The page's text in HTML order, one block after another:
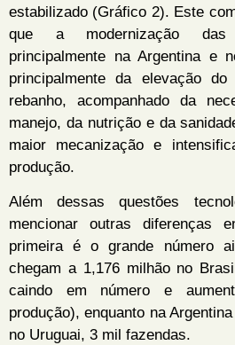
estabilizado (Gráfico 2). Este
que a modernização das
principalmente na Argentina e
principalmente da elevação
rebanho, acompanhado da
manejo, da nutrição e da
maior mecanização e
produção.
Além dessas questões
mencionar outras diferenças
primeira é o grande número
chegam a 1,176 milhão no
caindo em número e
produção), enquanto na
no Uruguai, 3 mil fazendas.